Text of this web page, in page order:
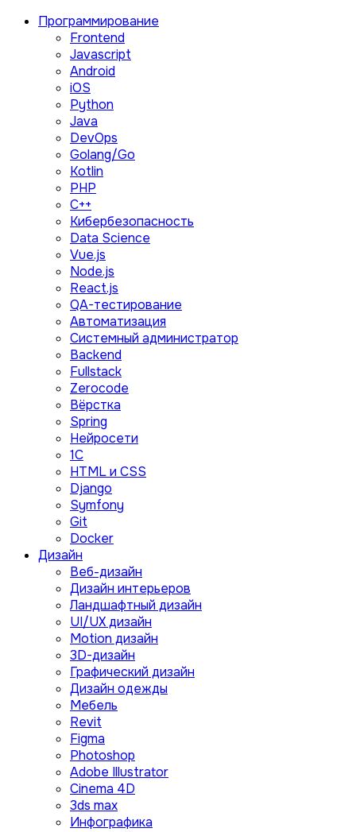
Программирование
Frontend
Javascript
Android
iOS
Python
Java
DevOps
Golang/Go
Kotlin
PHP
C++
Кибербезопасность
Data Science
Vue.js
Node.js
React.js
QA-тестирование
Автоматизация
Системный администратор
Backend
Fullstack
Zerocode
Вёрстка
Spring
Нейросети
1C
HTML и CSS
Django
Symfony
Git
Docker
Дизайн
Веб-дизайн
Дизайн интерьеров
Ландшафтный дизайн
UI/UX дизайн
Motion дизайн
3D-дизайн
Графический дизайн
Дизайн одежды
Мебель
Revit
Figma
Photoshop
Adobe Illustrator
Сinema 4D
3ds max
Инфографика